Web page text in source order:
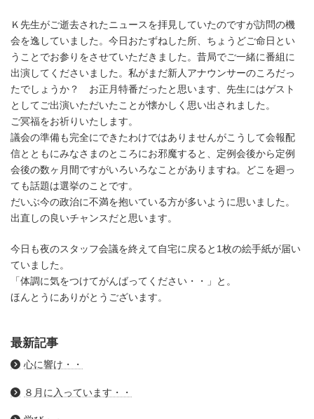
Ｋ先生がご逝去されたニュースを拝見していたのですが訪問の機
会を逸していました。今日おたずねした所、ちょうどご命日とい
うことでお参りをさせていただきました。昔局でご一緒に番組に
出演してくださいました。私がまだ新人アナウンサーのころだっ
たでしょうか？ お正月特番だったと思います、先生にはゲスト
としてご出演いただいたことが懐かしく思い出されました。
ご冥福をお祈りいたします。
議会の準備も完全にできたわけではありませんがこうして会報配
信とともにみなさまのところにお邪魔すると、定例会後から定例
会後の数ヶ月間ですがいろいろなことがありますね。どこを廻っ
ても話題は選挙のことです。
だいぶ今の政治に不満を抱いている方が多いように思いました。
出直しの良いチャンスだと思います。
今日も夜のスタッフ会議を終えて自宅に戻ると1枚の絵手紙が届い
ていました。
「体調に気をつけてがんばってください・・」と。
ほんとうにありがとうございます。
最新記事
心に響け・・
８月に入っています・・